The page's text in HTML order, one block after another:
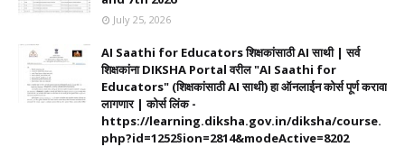
July 25, 2026
AI Saathi for Educators शिक्षकांसाठी AI साथी | सर्व
शिक्षकांना DIKSHA Portal वरील "AI Saathi for
Educators" (शिक्षकांसाठी AI साथी) हा ऑनलाईन कोर्स पूर्ण करावा
लागणार | कोर्स लिंक -
https://learning.diksha.gov.in/diksha/course.
php?id=1252§ion=2814&modeActive=8202